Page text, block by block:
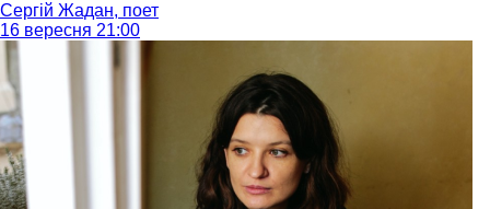
Сергій Жадан, поет
16 вересня 21:00